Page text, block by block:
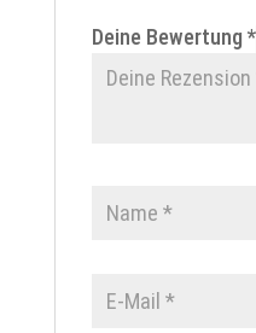
Deine Bewertung *